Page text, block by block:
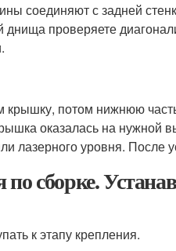
соединяют с задней
проверяете
крышку, потом нижнюю
оказалась на нужной
лазерного уровня. После
сборке.
к этапу крепления.